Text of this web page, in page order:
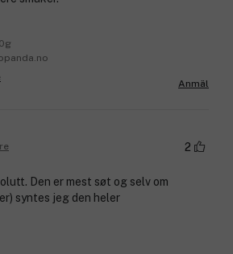
Anmäl
2
Den er mest søt og selv om
syntes jeg den heler